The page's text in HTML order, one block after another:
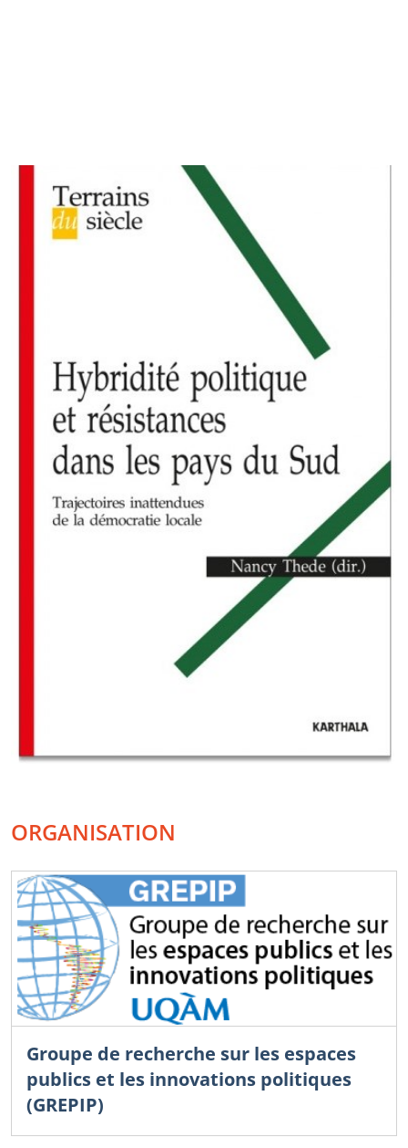
ORGANISATION
Groupe de recherche sur les espaces
publics et les innovations politiques
(GREPIP)